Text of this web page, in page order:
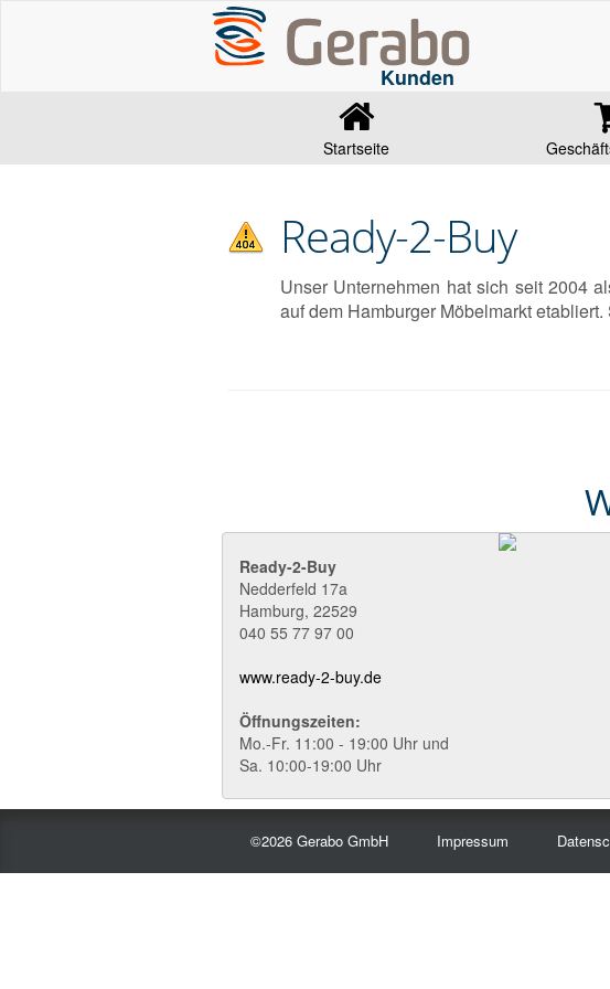
Kunden
Startseite
Ready-2-Buy
Unser Unternehmen hat sich seit 2004
auf dem Hamburger Möbelmarkt
Ready-2-Buy
Nedderfeld 17a
Hamburg, 22529
040 55 77 97 00
www.ready-2-buy.de
Öffnungszeiten:
Mo.-Fr. 11:00 - 19:00 Uhr und
Sa. 10:00-19:00 Uhr
©2026 Gerabo GmbH Impressum